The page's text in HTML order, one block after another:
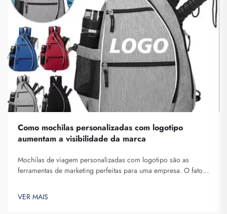
Como mochilas personalizadas com logotipo
aumentam a visibilidade da marca
Mochilas de viagem personalizadas com logotipo são as
ferramentas de marketing perfeitas para uma empresa. O fato
não pode ser subestimado. Cada vez que a pessoa que
carrega sua mochila nas costas...
VER MAIS